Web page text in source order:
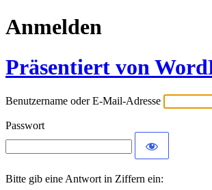
Anmelden
Präsentiert von
Benutzername oder E-Mail-Adresse
Passwort
Bitte gib eine Antwort in Ziffern ein: